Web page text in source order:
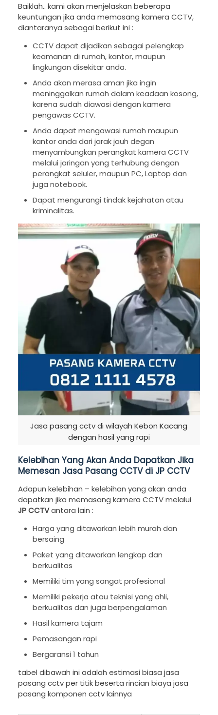
Baiklah.. kami akan menjelaskan beberapa
keuntungan jika anda memasang kamera CCTV,
diantaranya sebagai berikut ini :
CCTV dapat dijadikan sebagai pelengkap
keamanan di rumah, kantor, maupun
lingkungan disekitar anda.
Anda akan merasa aman jika ingin
meninggalkan rumah dalam keadaan kosong,
karena sudah diawasi dengan kamera
pengawas CCTV.
Anda dapat mengawasi rumah maupun
kantor anda dari jarak jauh degan
menyambungkan perangkat kamera CCTV
melalui jaringan yang terhubung dengan
perangkat seluler, maupun PC, Laptop dan
juga notebook.
Dapat mengurangi tindak kejahatan atau
kriminalitas.
Jasa pasang cctv di wilayah Kebon Kacang
dengan hasil yang rapi
Kelebihan Yang Akan Anda Dapatkan Jika
Memesan Jasa Pasang CCTV di JP CCTV
Adapun kelebihan – kelebihan yang akan anda
dapatkan jika memasang kamera CCTV melalui
JP CCTVantara lain :
Harga yang ditawarkan lebih murah dan
bersaing
Paket yang ditawarkan lengkap dan
berkualitas
Memiliki tim yang sangat profesional
Memiliki pekerja atau teknisi yang ahli,
berkualitas dan juga berpengalaman
Hasil kamera tajam
Pemasangan rapi
Bergaransi 1 tahun
tabel dibawah ini adalah estimasi biasa jasa
pasang cctv per titik beserta rincian biaya jasa
pasang komponen cctv lainnya